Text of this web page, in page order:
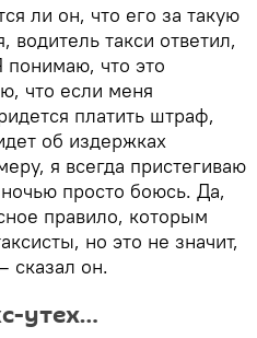
ли он, что его за такую
такси ответил,
понимаю, что это
что если меня
платить штраф,
об издержках
я всегда пристегиваю
просто боюсь. Да,
правило, которым
но это не значит,
сказал он.
утех…